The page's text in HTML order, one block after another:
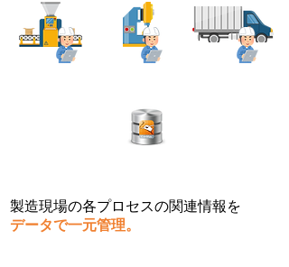
​製造現場の各プロセスの関連情報を
データで一元管理。